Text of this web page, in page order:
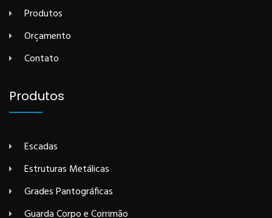
Produtos
Orçamento
Contato
Produtos
Escadas
Estruturas Metálicas
Grades Pantográficas
Guarda Corpo e Corrimão